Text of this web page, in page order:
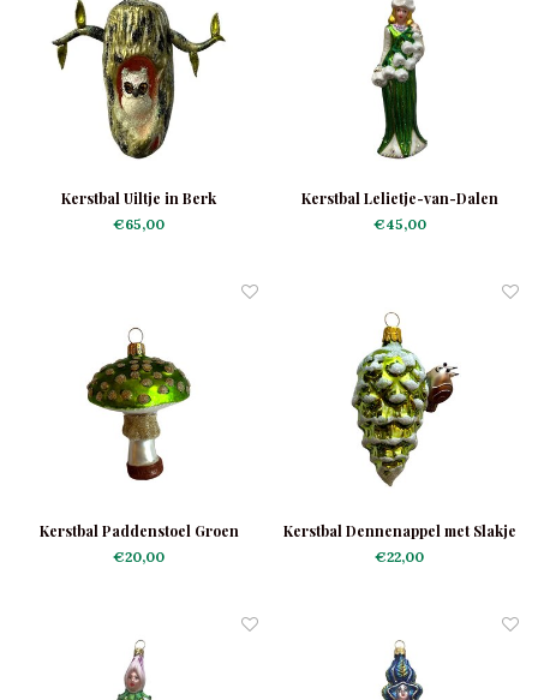
Kerstbal Uiltje in Berk
€65,00
Kerstbal Lelietje-van-Dalen
Meisje
€45,00
Kerstbal Paddenstoel Groen
€20,00
Kerstbal Dennenappel met Slakje
€22,00